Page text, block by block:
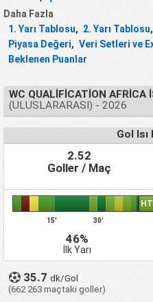
Daha Fazla
1. Yarı Tablosu, 2. Yarı Tablosu,
Piyasa Değeri, Veri Setleri ve
Beklenen Puanlar
WC QUALIFICATION AFRICA
(ULUSLARARASI) - 2026
Gol Isı
2.52
Goller / Maç
15' 30'
HT
46%
İlk Yarı
35.7dk/Gol
(662 263 maçtaki goller)